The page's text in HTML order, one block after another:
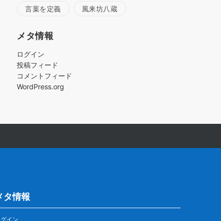
言葉を定義 風来坊八蔵
メタ情報
ログイン
投稿フィード
コメントフィード
WordPress.org
タ情報
グイン